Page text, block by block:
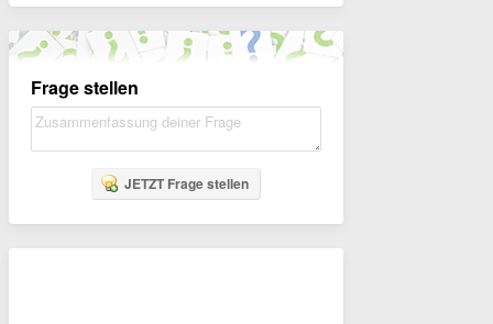
Frage stellen
JETZT Frage stellen